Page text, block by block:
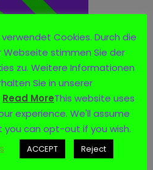
Cookies. Durch die
stimmen Sie der
zu. Weitere Informationen
Sie in unserer
Read MoreThis website uses
experience. We'll assume
you can opt-out if you wish.
ACCEPT Reject